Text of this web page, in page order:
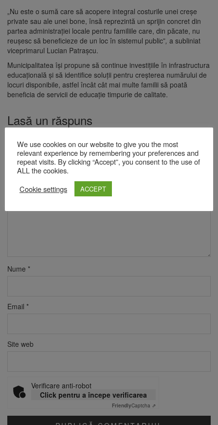
„Nu este o sumă care să acopere integral costurile unei creșe
private sau ale unei bone, însă reprezintă un sprijin concret din
partea administrației locale pentru familiile care, din păcate, nu
reușesc să beneficieze de un loc în sistemul public”, a subliniat
viceprimarul Lucian Patrașcu.
Municipalitatea își propune să continue investițiile în infrastructura
educațională și să identifice soluții pentru creșterea numărului de
locuri disponibile, astfel încât cât mai multe familii să poată
beneficia de servicii de educație timpurie de calitate.
Lasă un răspuns
marcate cu*
Comentariu*
Nume *
Email *
Site web
Verificare anti-robot
Click pentru a începe verificarea
FriendlyCaptcha ⇗
We use cookies on our website to give you the most
relevant experience by remembering your preferences and
repeat visits. By clicking “Accept”, you consent to the use of
ALL the cookies.
Cookie settings
ACCEPT